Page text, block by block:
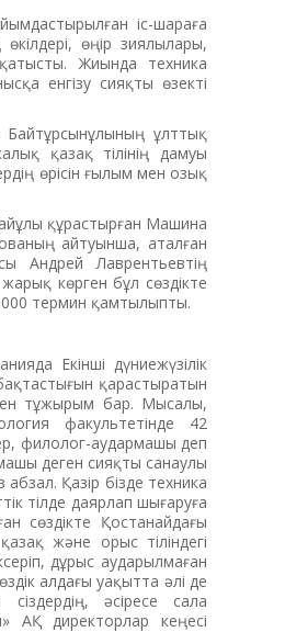
іс-шараға
өкілдері, өңір зиялылары,
Жиын­да техника
енгізу сияқты өзекті
Бай­тұр­сынұлының ұлттық
қазақ тілінің дамуы
өрісін ғылым мен озық
құрастырған Машина
ай­туы­нша, аталған
Андрей Лаврентьевтің
көрген бұл сөздікте
термин қамтылыпты.
Екінші дүниежүзілік
қарастыратын
тұжырым бар. Мысалы,
факультетінде 42
филолог-аудармашы деп
деген сияқты санаулы
Қазір бізде техника
тілде даярлап шығаруға
сөз­дікте Қостанайдағы
және орыс тіліндегі
дұрыс ауда­рыл­маған
алдағы уақыт­та әлі де
әсіресе сала
АҚ директорлар кеңесі